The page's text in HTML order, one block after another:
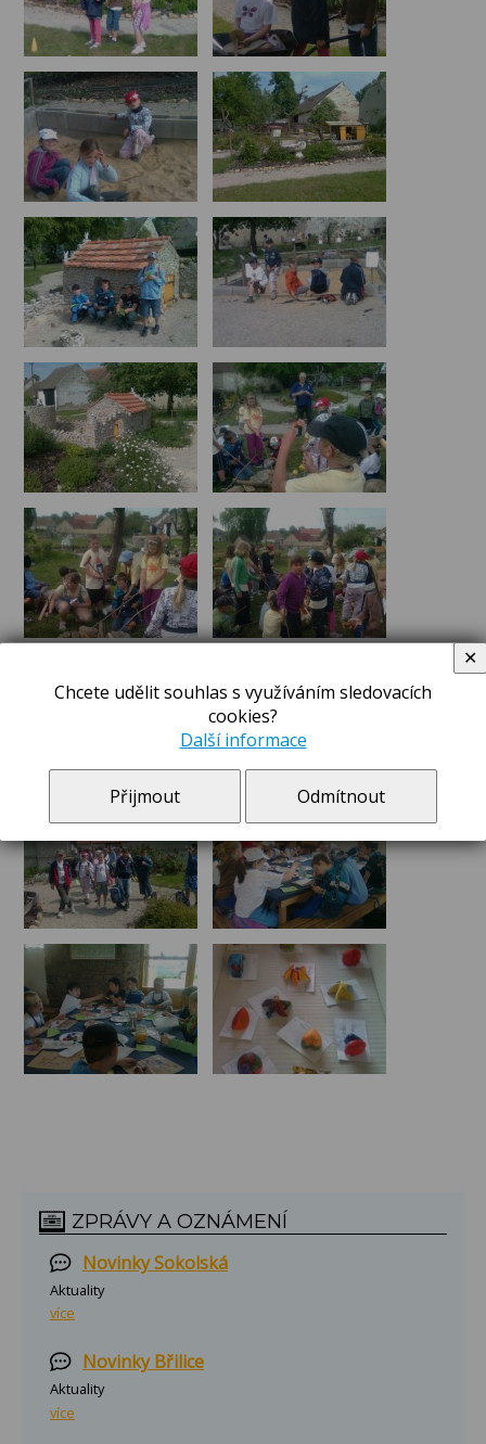
ZPRÁVY A OZNÁMENÍ
Novinky Sokolská
Aktuality
více
Novinky Břilice
Aktuality
více
Chcete udělit souhlas s využíváním sledovacích
cookies?
Další informace
Přijmout Odmítnout
✕